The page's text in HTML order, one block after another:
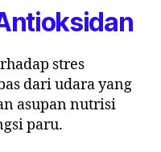
stres
dari udara yang
asupan nutrisi
paru.